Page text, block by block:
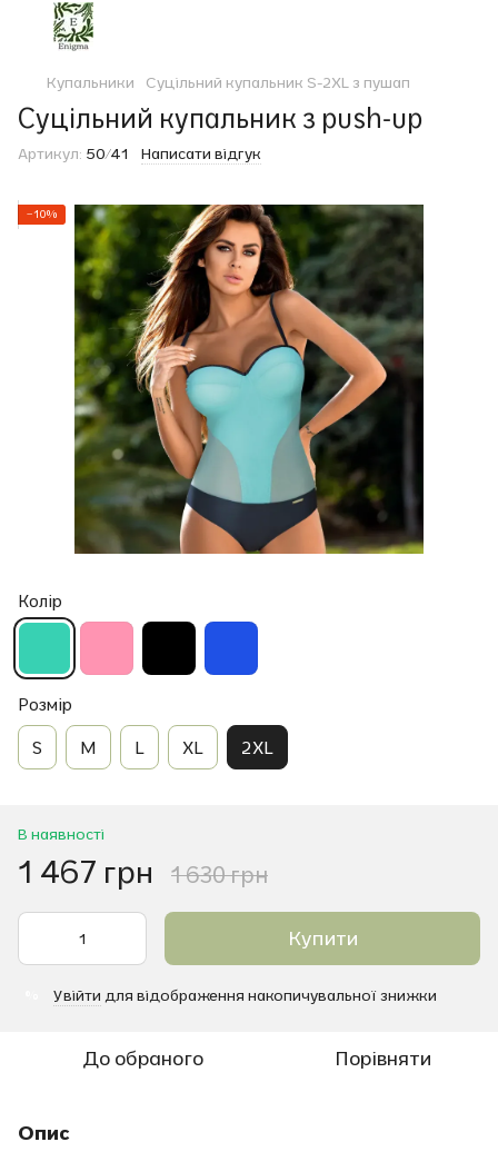
Купальники Суцільний купальник S-2ХL з пушап
Суцільний купальник з push‑up
Артикул: 50/41 Написати відгук
−10%
Колір
Розмір
S M L XL 2XL
В наявності
1 467 грн 1 630 грн
Купити
Увійти для відображення накопичувальної знижки
До обраного Порівняти
Опис